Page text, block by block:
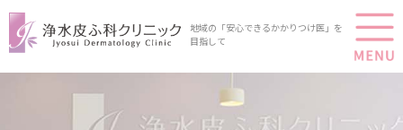
地域の「安心できるかかりつけ医」を
目指して